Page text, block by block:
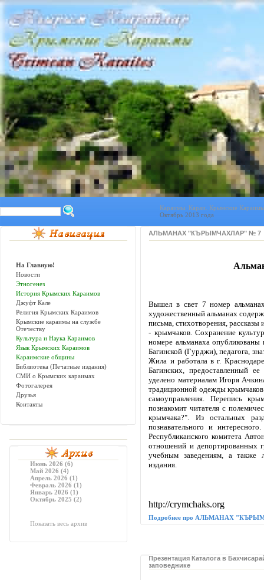
Караимы. Караи. Крымские
Октябрь 2013 года
На Главную!
Новости
Этногенез
История Крымских Караимов
Джуфт Кале
Религия Крымских Караимов
Крымские караимы на службе
Отечеству
Культура и Наука Караимов
Язык Крымских Караимов
Караимские общины
Библиотека (Печатные издания)
СМИ о Крымских караимах
Фотогалерея
Друзья
Контакты
Июнь 2026 (6)
Май 2026 (4)
Апрель 2026 (1)
Февраль 2026 (1)
Январь 2026 (1)
Октябрь 2025 (2)
Показать весь архив
АЛЬМАНАХ "КЪРЫМЧАХЛАР" № 7
Вышел в свет 7 номер
художественный альманах
письма, стихотворения,
- крымчаков. Сохранение
номере альманаха
Багинской (Гурджи), педагога,
Жила и работала в г.
Багинских, предоставленный
уделено материалам Игоря
традиционной одежды крымчаков
самоуправления. Перепись
познакомит читателя с
крымчака?". Из остальных
познавательного и
Республиканского комитета
отношений и депортированных
учебным заведениям, а также
издания.
http://crymchaks.org
Подробнее про АЛЬМАНАХ
Презентация Каталога в
заповеднике